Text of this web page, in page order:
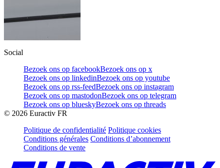
Social
Bezoek ons op facebookBezoek ons op x
Bezoek ons op linkedinBezoek ons op youtube
Bezoek ons op rss-feedBezoek ons op instagram
Bezoek ons op mastodonBezoek ons op telegram
Bezoek ons op blueskyBezoek ons op threads
© 2026 Euractiv FR
Politique de confidentialité Politique cookies
Conditions générales Conditions d’abonnement
Conditions de vente